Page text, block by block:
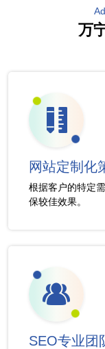
万
网站定制化
根据客户的特定
保较佳效果。
SEO专业团